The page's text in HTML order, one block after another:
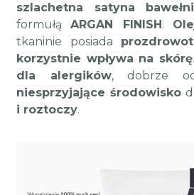
szlachetna satyna
formułąARGAN FINISH .
tkaninie posiada
korzystnie wpływa na skórę
dla alergików, dobrze
niesprzyjające środowisko
i roztoczy.